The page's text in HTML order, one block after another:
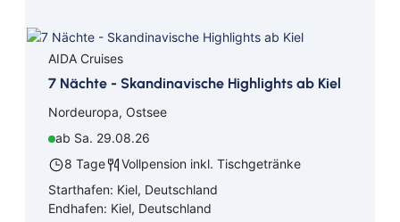
AIDA Cruises
7 Nächte - Skandinavische Highlights ab Kiel
Nordeuropa, Ostsee
ab Sa. 29.08.26
8 Tage
Vollpension inkl. Tischgetränke
Starthafen: Kiel, Deutschland
Endhafen: Kiel, Deutschland